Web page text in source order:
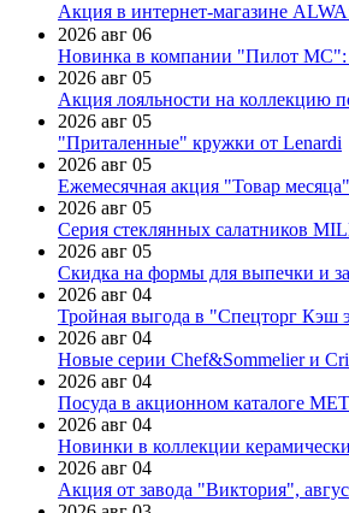
Акция в интернет-магазине
2026 авг 06
Новинка в компании "Пилот МС":
2026 авг 05
Акция лояльности на коллекцию
2026 авг 05
"Приталенные" кружки от Lenardi
2026 авг 05
Ежемесячная акция "Товар
2026 авг 05
Серия стеклянных салатников
2026 авг 05
Скидка на формы для выпечки и
2026 авг 04
Тройная выгода в "Спецторг Кэш
2026 авг 04
Новые серии Chef&Sommelier и
2026 авг 04
Посуда в акционном каталоге
2026 авг 04
Новинки в коллекции
2026 авг 04
Акция от завода "Виктория",